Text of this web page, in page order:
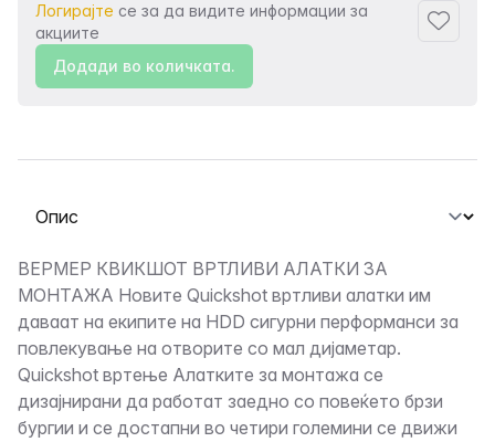
Логирајте се за да видите информации за
акциите
Додади во количката.
Изберете таб
Опис
ВЕРМЕР КВИКШОТ ВРТЛИВИ АЛАТКИ ЗА
МОНТАЖА Новите Quickshot вртливи алатки им
даваат на екипите на HDD сигурни перформанси за
повлекување на отворите со мал дијаметар.
Quickshot вртење Алатките за монтажа се
дизајнирани да работат заедно со повеќето брзи
бургии и се достапни во четири големини се движи